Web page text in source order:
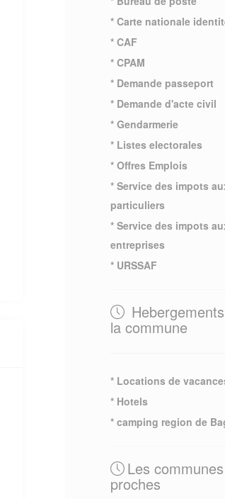
* Carte nationale
* CAF
* CPAM
* Demande passeport
* Demande d'acte civil
* Gendarmerie
* Listes electorales
* Offres Emplois
* Service des impots
particuliers
* Service des impots
entreprises
* URSSAF
la commune
* Locations de
* Hotels
* camping region de
Les communes
proches